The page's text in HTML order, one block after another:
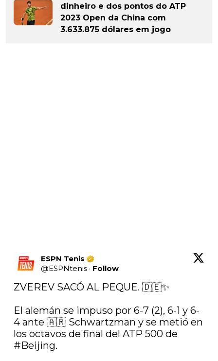
dinheiro e dos pontos do ATP
2023 Open da China com
3.633.875 dólares em jogo
ESPN Tenis
@ESPNtenis · Follow
ZVEREV SACÓ AL PEQUE. 🇩🇪✨
El alemán se impuso por 6-7 (2), 6-1 y 6-
4 ante 🇦🇷 Schwartzman y se metió en
#Beijing.